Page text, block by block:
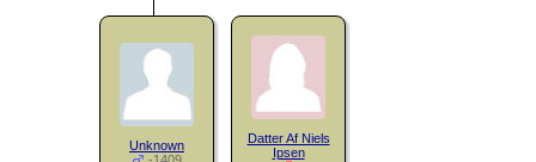
Unknown
Datter Af Niels
Ipsen